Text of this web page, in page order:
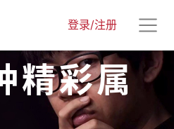
登录/注册
精彩属